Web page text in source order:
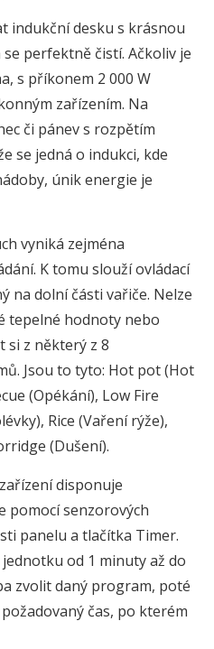
indukční desku s krásnou
perfektně čistí. Ačkoliv je
s příkonem 2 000 W
zařízením. Na
či pánev s rozpětím
se jedná o indukci, kde
únik energie je
vyniká zejména
K tomu slouží ovládací
na dolní části vařiče. Nelze
tepelné hodnoty nebo
si z některý z 8
Jsou to tyto: Hot pot (Hot
(Opékání), Low Fire
Rice (Vaření rýže),
(Dušení).
disponuje
pomocí senzorových
panelu a tlačítka Timer.
od 1 minuty až do
zvolit daný program, poté
čas, po kterém